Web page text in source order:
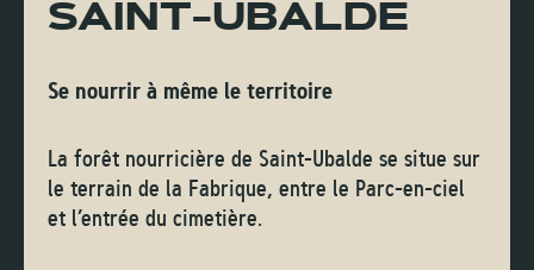
SAINT-UBALDE
Se nourrir à même le territoire
La forêt nourricière de Saint-Ubalde se situe sur
le terrain de la Fabrique, entre le Parc-en-ciel
et l’entrée du cimetière.